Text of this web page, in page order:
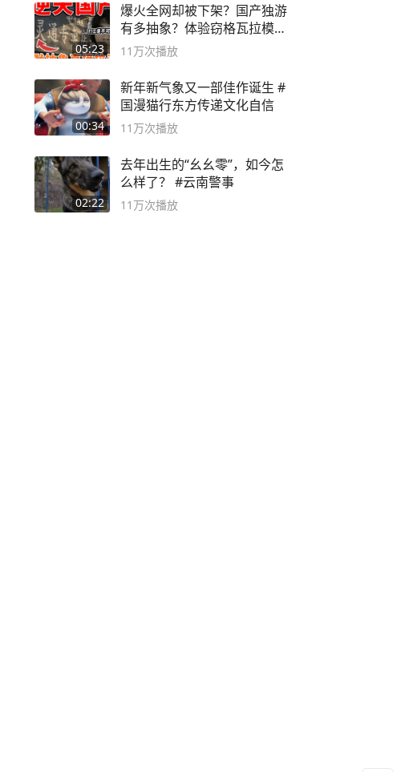
05:23
爆火全网却被下架？国产独游
有多抽象？体验窃格瓦拉模拟
器！
11万次播放
00:34
新年新气象又一部佳作诞生 #
国漫猫行东方传递文化自信
11万次播放
02:22
去年出生的“幺幺零”，如今怎
么样了？ #云南警事
11万次播放